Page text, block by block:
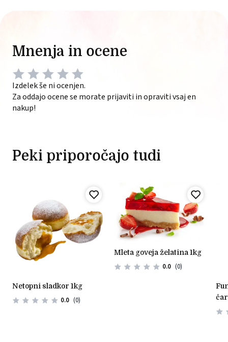
Mnenja in ocene
Izdelek še ni ocenjen.
Za oddajo ocene se morate prijaviti in opraviti vsaj en
nakup!
Peki priporočajo tudi
netopni sladkor 1kg
0.0 (0)
mleta goveja želatina 1kg
0.0 (0)
funcakes mešanica za
–